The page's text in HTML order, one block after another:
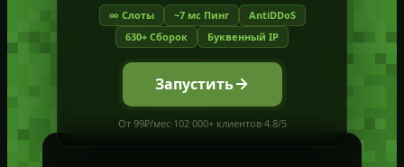
∞ Слоты ~7 мс Пинг
AntiDDoS
630+ Сборок
Буквенный IP
Запустить
От 99₽/мес·102 000+ клиентов·4.8/5